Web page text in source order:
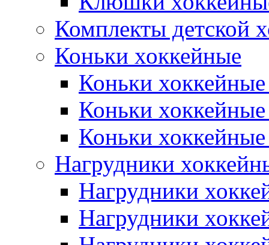
Комплекты детской
Коньки хоккейные
Коньки хоккейные
Коньки
Коньки
Нагрудники
Нагрудники
Нагрудники